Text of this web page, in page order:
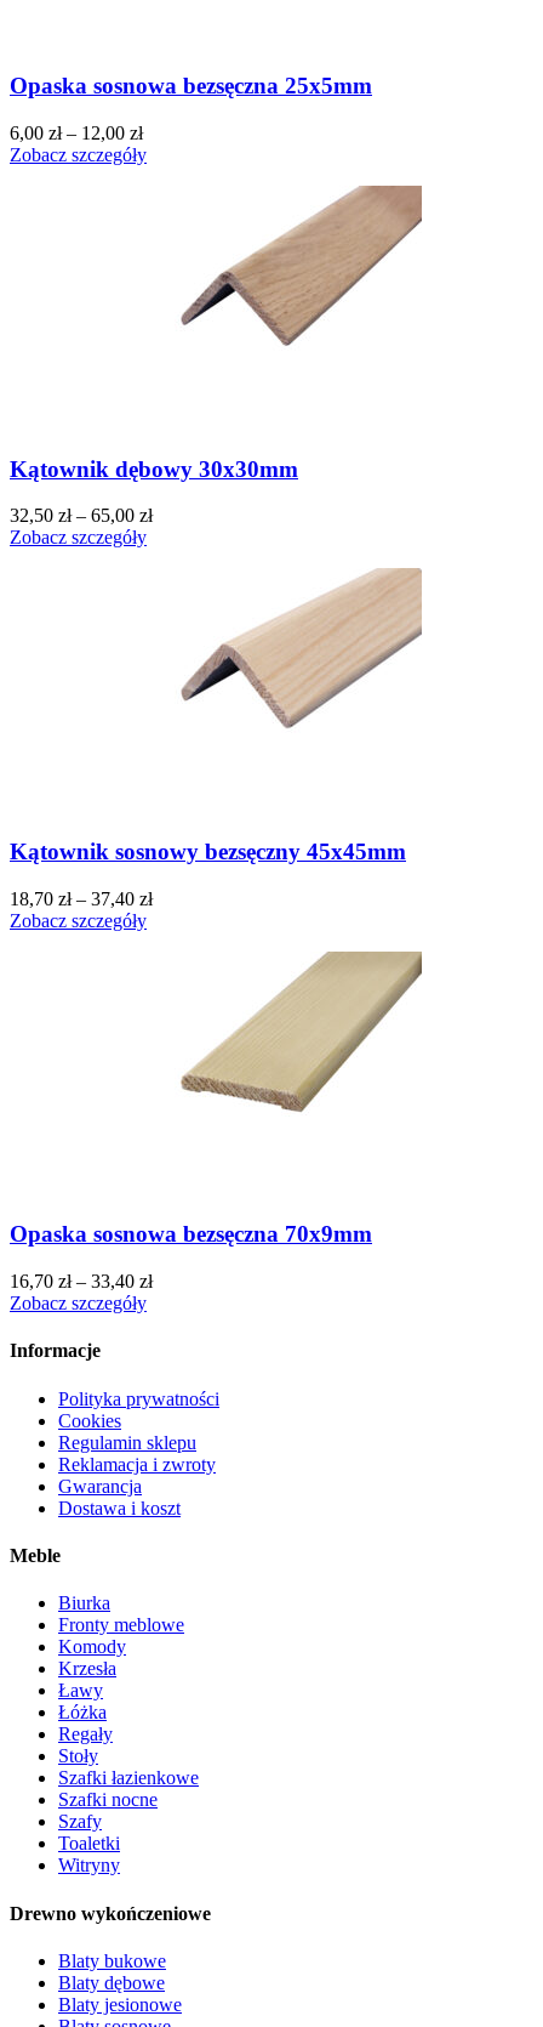
Opaska sosnowa bezsęczna 25x5mm
6,00 zł– 12,00 zł
Zobacz szczegóły
Kątownik dębowy 30x30mm
32,50 zł– 65,00 zł
Zobacz szczegóły
Kątownik sosnowy bezsęczny 45x45mm
18,70 zł– 37,40 zł
Zobacz szczegóły
Opaska sosnowa bezsęczna 70x9mm
16,70 zł– 33,40 zł
Zobacz szczegóły
Informacje
Polityka prywatności
Cookies
Regulamin sklepu
Reklamacja i zwroty
Gwarancja
Dostawa i koszt
Meble
Biurka
Fronty meblowe
Komody
Krzesła
Ławy
Łóżka
Regały
Stoły
Szafki łazienkowe
Szafki nocne
Szafy
Toaletki
Witryny
Drewno wykończeniowe
Blaty bukowe
Blaty dębowe
Blaty jesionowe